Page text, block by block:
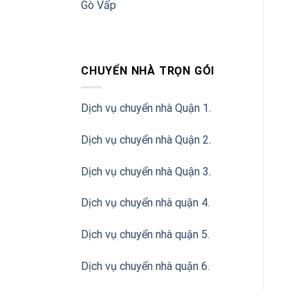
Gò Vấp
CHUYỂN NHÀ TRỌN GÓI
Dịch vụ chuyển nhà Quận 1.
Dịch vụ chuyển nhà Quận 2.
Dịch vụ chuyển nhà Quận 3.
Dịch vụ chuyển nhà quận 4.
Dịch vụ chuyển nhà quận 5.
Dịch vụ chuyển nhà quận 6.